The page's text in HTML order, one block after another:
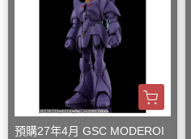
預購27年4月 GSC MODEROI